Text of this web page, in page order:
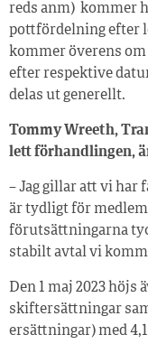
reds anm) kommer
pottfördelning efter
kommer överens
efter respektive
delas ut generellt.
Tommy Wreeth,
lett förhandlingen,
– Jag gillar att vi har
är tydligt för
förutsättningarna
stabilt avtal vi
Den 1 maj 2023 höjs
skiftersättningar
ersättningar) med